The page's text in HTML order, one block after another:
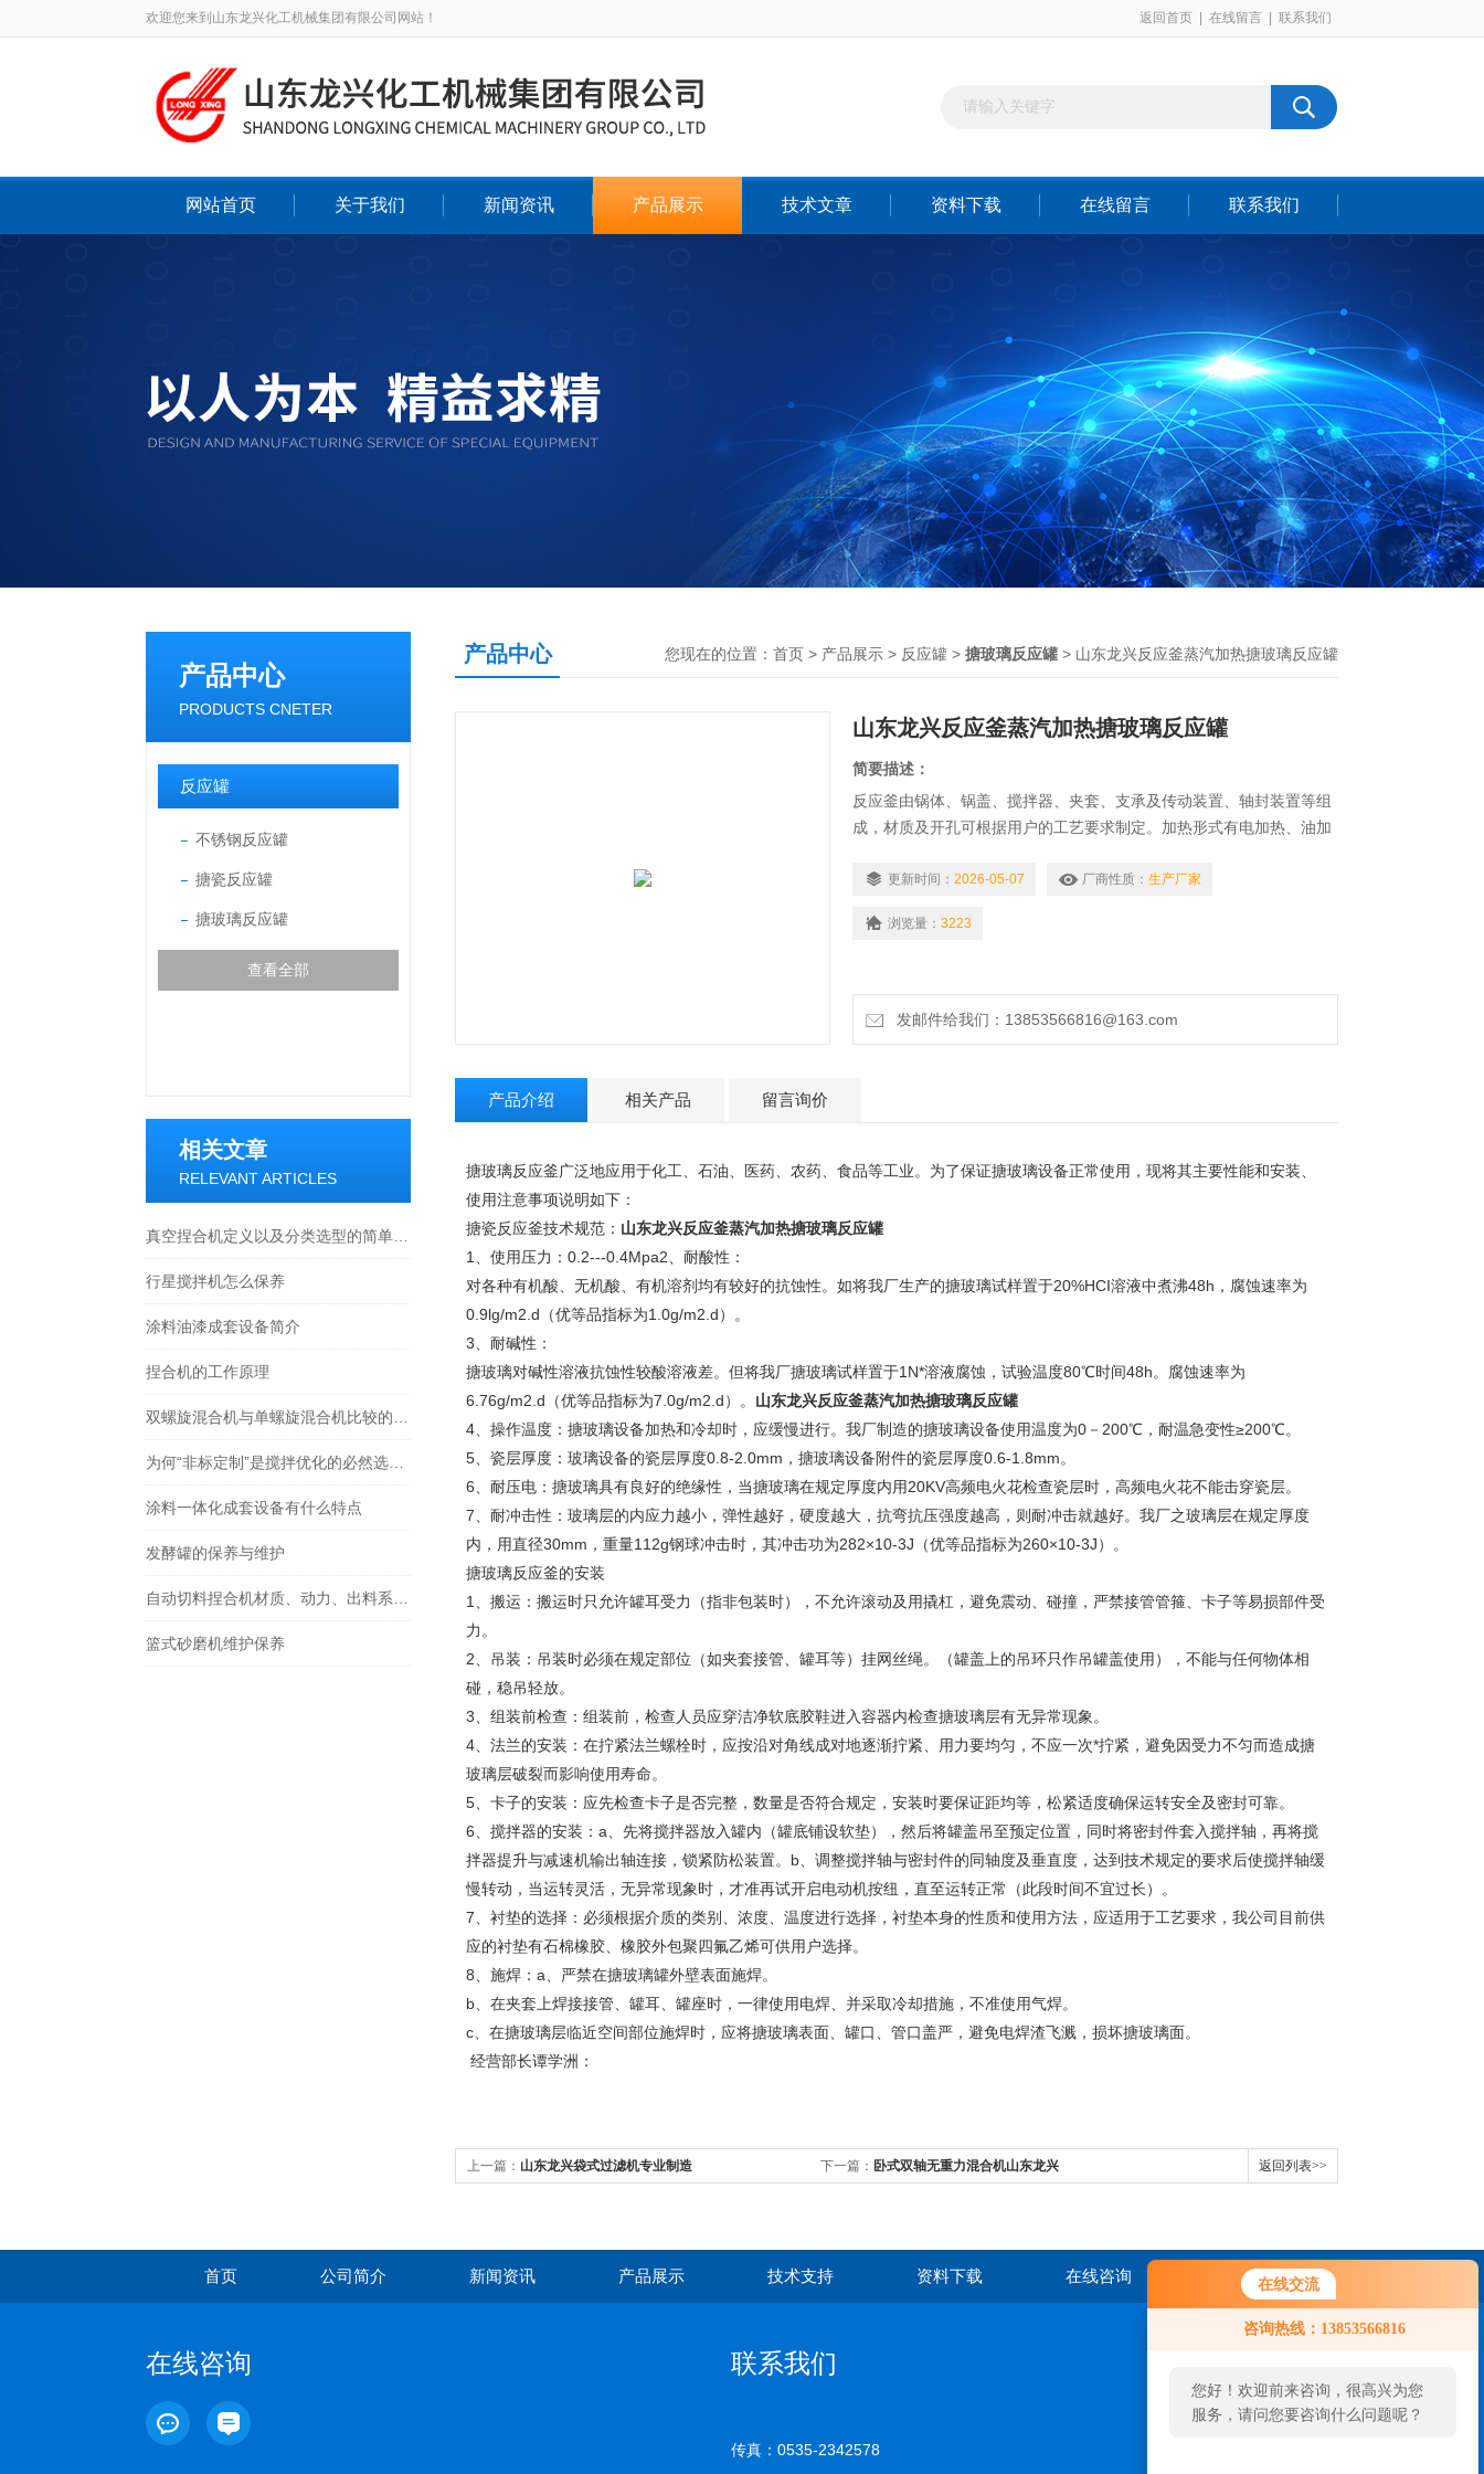
在线交流
咨询热线：13853566816
您好！欢迎前来咨询，很高兴为您
服务，请问您要咨询什么问题呢？
您好，看您停留很久了，是否找到
了需求产品，您可以直接在线与我
欢迎您来到山东龙兴化工机械集团有限公司网站！ 返回首页 在线留言 联系我们
网站首页 关于我们 新闻资讯 产品展示 技术文章 资料下载 在线留言 联系我们
产品中心
PRODUCTS CNETER
反应罐
不锈钢反应罐
搪瓷反应罐
搪玻璃反应罐
查看全部
相关文章
RELEVANT ARTICLES
行星搅拌机怎么保养
涂料油漆成套设备简介
捏合机的工作原理
涂料一体化成套设备有什么特点
发酵罐的保养与维护
篮式砂磨机维护保养
产品中心 您现在的位置： 首页 > 产品展示 > 反应罐 > 搪玻璃反应罐 > 山东龙兴反应釜蒸汽加热搪玻璃反应罐
山东龙兴反应釜蒸汽加热搪玻璃反应罐
简要描述：
反应釜由锅体、锅盖、搅拌器、夹套、支承及传动装置、轴封装置等组
成，材质及开孔可根据用户的工艺要求制定。加热形式有电加热、油加
和外半管型，夹套油加热型都设有导流装置。山东龙兴反应釜蒸汽加热
更新时间： 2026-05-07 厂商性质： 生产厂家
浏览量： 3223
发邮件给我们：13853566816@163.com
产品介绍 相关产品 留言询价
搪玻璃反应釜广泛地应用于化工、石油、医药、农药、食品等工业。为了保证搪玻璃设备正常使用，现将其主要性能和安装、
使用注意事项说明如下：
搪瓷反应釜技术规范： 山东龙兴反应釜蒸汽加热搪玻璃反应罐
1、使用压力：0.2---0.4Mpa2、耐酸性：
对各种有机酸、无机酸、有机溶剂均有较好的抗蚀性。如将我厂生产的搪玻璃试样置于20%HCI溶液中煮沸48h，腐蚀速率为
0.9lg/m2.d（优等品指标为1.0g/m2.d）。
3、耐碱性：
搪玻璃对碱性溶液抗蚀性较酸溶液差。但将我厂搪玻璃试样置于1N*溶液腐蚀，试验温度80℃时间48h。腐蚀速率为
6.76g/m2.d（优等品指标为7.0g/m2.d）。 山东龙兴反应釜蒸汽加热搪玻璃反应罐
4、操作温度：搪玻璃设备加热和冷却时，应缓慢进行。我厂制造的搪玻璃设备使用温度为0－200℃，耐温急变性≥200℃。
5、瓷层厚度：玻璃设备的瓷层厚度0.8-2.0mm，搪玻璃设备附件的瓷层厚度0.6-1.8mm。
6、耐压电：搪玻璃具有良好的绝缘性，当搪玻璃在规定厚度内用20KV高频电火花检查瓷层时，高频电火花不能击穿瓷层。
7、耐冲击性：玻璃层的内应力越小，弹性越好，硬度越大，抗弯抗压强度越高，则耐冲击就越好。我厂之玻璃层在规定厚度
内，用直径30mm，重量112g钢球冲击时，其冲击功为282×10-3J（优等品指标为260×10-3J）。
搪玻璃反应釜的安装
1、搬运：搬运时只允许罐耳受力（指非包装时），不允许滚动及用撬杠，避免震动、碰撞，严禁接管管箍、卡子等易损部件受
力。
2、吊装：吊装时必须在规定部位（如夹套接管、罐耳等）挂网丝绳。（罐盖上的吊环只作吊罐盖使用），不能与任何物体相
碰，稳吊轻放。
3、组装前检查：组装前，检查人员应穿洁净软底胶鞋进入容器内检查搪玻璃层有无异常现象。
4、法兰的安装：在拧紧法兰螺栓时，应按沿对角线成对地逐渐拧紧、用力要均匀，不应一次*拧紧，避免因受力不匀而造成搪
玻璃层破裂而影响使用寿命。
5、卡子的安装：应先检查卡子是否完整，数量是否符合规定，安装时要保证距均等，松紧适度确保运转安全及密封可靠。
6、搅拌器的安装：a、先将搅拌器放入罐内（罐底铺设软垫），然后将罐盖吊至预定位置，同时将密封件套入搅拌轴，再将搅
拌器提升与减速机输出轴连接，锁紧防松装置。b、调整搅拌轴与密封件的同轴度及垂直度，达到技术规定的要求后使搅拌轴缓
慢转动，当运转灵活，无异常现象时，才准再试开启电动机按纽，直至运转正常（此段时间不宜过长）。
7、衬垫的选择：必须根据介质的类别、浓度、温度进行选择，衬垫本身的性质和使用方法，应适用于工艺要求，我公司目前供
应的衬垫有石棉橡胶、橡胶外包聚四氟乙烯可供用户选择。
8、施焊：a、严禁在搪玻璃罐外壁表面施焊。
b、在夹套上焊接接管、罐耳、罐座时，一律使用电焊、并采取冷却措施，不准使用气焊。
c、在搪玻璃层临近空间部位施焊时，应将搪玻璃表面、罐口、管口盖严，避免电焊渣飞溅，损坏搪玻璃面。
经营部长谭学洲：
上一篇： 山东龙兴袋式过滤机专业制造 下一篇： 卧式双轴无重力混合机山东龙兴 返回列表>>
首页 公司简介 新闻资讯 产品展示 技术支持 资料下载 在线咨询 联系我们
在线咨询 联系我们
传真：0535-2342578